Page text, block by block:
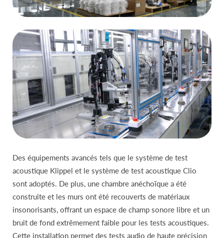
Des équipements avancés tels que le système de test
acoustique Klippel et le système de test acoustique Clio
sont adoptés. De plus, une chambre anéchoïque a été
construite et les murs ont été recouverts de matériaux
insonorisants, offrant un espace de champ sonore libre et un
bruit de fond extrêmement faible pour les tests acoustiques.
Cette installation permet des tests audio de haute précision